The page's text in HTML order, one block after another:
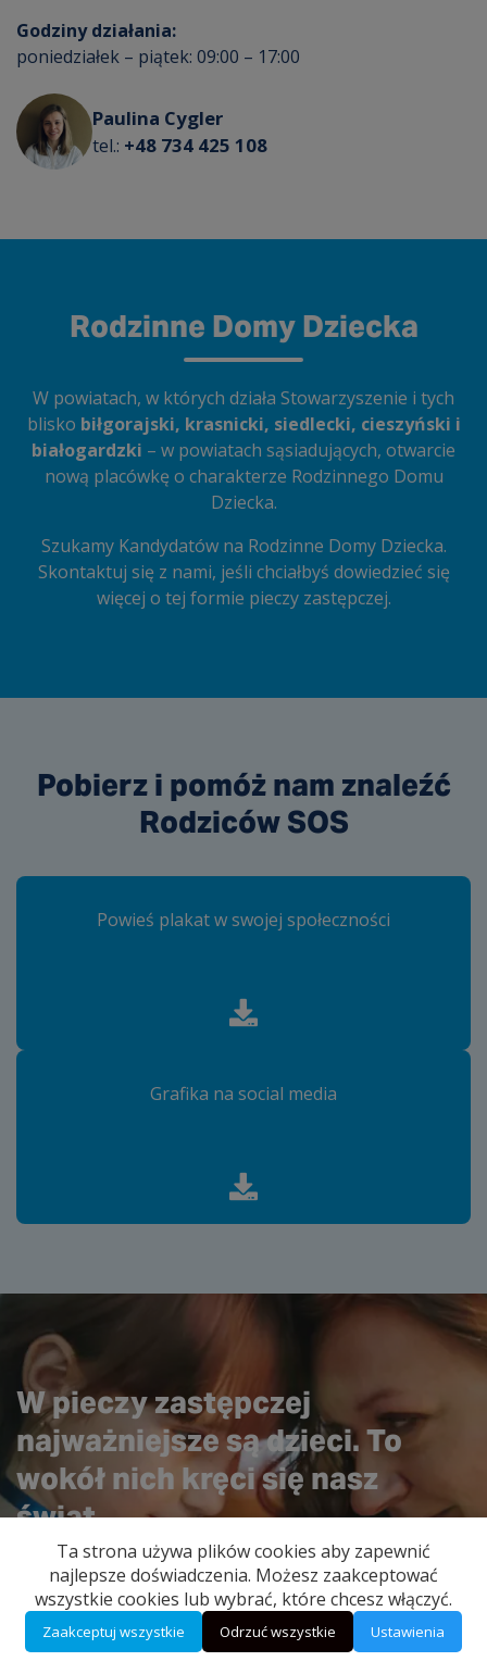
Godziny działania:
poniedziałek – piątek: 09:00 – 17:00
Paulina Cygler
tel.: +48 734 425 108
Rodzinne Domy Dziecka
W powiatach, w których działa Stowarzyszenie i tych
blisko biłgorajski, krasnicki, siedlecki, cieszyński i
białogardzki – w powiatach sąsiadujących, otwarcie
nową placówkę o charakterze Rodzinnego Domu
Dziecka.
Szukamy Kandydatów na Rodzinne Domy Dziecka.
Skontaktuj się z nami, jeśli chciałbyś dowiedzieć się
więcej o tej formie pieczy zastępczej.
Pobierz i pomóż nam znaleźć
Rodziców SOS
Powieś plakat w swojej społeczności
Grafika na social media
W pieczy zastępczej
najważniejsze są dzieci. To
wokół nich kręci się nasz
świat.
Ta strona używa plików cookies aby zapewnić
najlepsze doświadczenia. Możesz zaakceptować
wszystkie cookies lub wybrać, które chcesz włączyć.
Zaakceptuj wszystkie Odrzuć wszystkie Ustawienia